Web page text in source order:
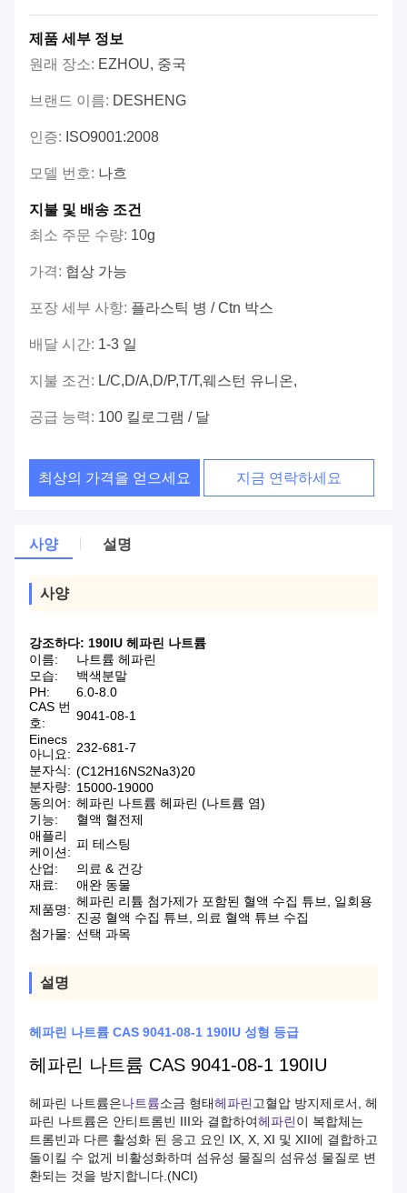
제품 세부 정보
원래 장소: EZHOU, 중국
브랜드 이름: DESHENG
인증: ISO9001:2008
모델 번호: 나흐
지불 및 배송 조건
최소 주문 수량: 10g
가격: 협상 가능
포장 세부 사항: 플라스틱 병 / Ctn 박스
배달 시간: 1-3 일
지불 조건: L/C,D/A,D/P,T/T,웨스턴 유니온,
공급 능력: 100 킬로그램 / 달
최상의 가격을 얻으세요 지금 연락하세요
사양 설명
사양
강조하다: 190IU 헤파린 나트륨
이름:
나트륨 헤파린
모습:
백색분말
PH:
6.0-8.0
CAS 번
호:
9041-08-1
Einecs
아니요: 232-681-7
분자식: (C12H16NS2Na3)20
분자량: 15000-19000
동의어: 헤파린 나트륨 헤파린 (나트륨 염)
기능:
혈액 혈전제
애플리
케이션:
피 테스팅
산업:
의료 & 건강
재료:
애완 동물
제품명:
헤파린 리튬 첨가제가 포함된 혈액 수집 튜브, 일회용
진공 혈액 수집 튜브, 의료 혈액 튜브 수집
첨가물: 선택 과목
설명
헤파린 나트륨 CAS 9041-08-1 190IU 성형 등급
헤파린 나트륨 CAS 9041-08-1 190IU
헤파린 나트륨은나트륨소금 형태헤파린고혈압 방지제로서, 헤
파린 나트륨은 안티트롬빈 III와 결합하여헤파린이 복합체는
트롬빈과 다른 활성화 된 응고 요인 IX, X, XI 및 XII에 결합하고
돌이킬 수 없게 비활성화하며 섬유성 물질의 섬유성 물질로 변
환되는 것을 방지합니다.(NCI)